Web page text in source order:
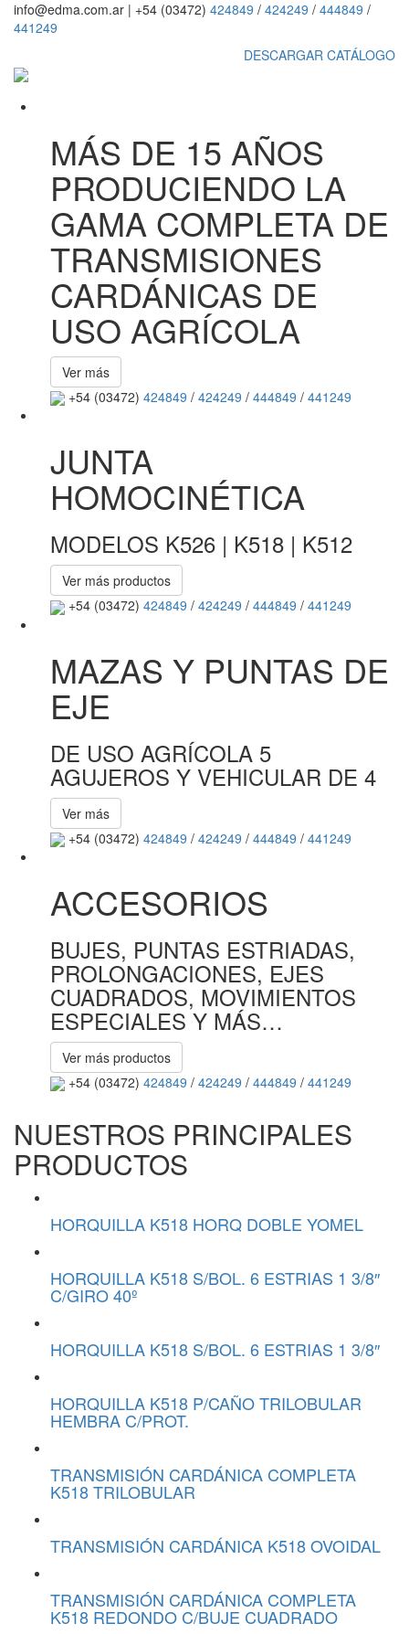
info@edma.com.ar | +54 (03472) 424849 / 424249 / 444849 /
441249
DESCARGAR CATÁLOGO
MÁS DE 15 AÑOS
PRODUCIENDO LA
GAMA COMPLETA DE
TRANSMISIONES
CARDÁNICAS DE
USO AGRÍCOLA
Ver más
+54 (03472) 424849 / 424249 / 444849 / 441249
JUNTA
HOMOCINÉTICA
MODELOS K526 | K518 | K512
Ver más productos
+54 (03472) 424849 / 424249 / 444849 / 441249
MAZAS Y PUNTAS DE
EJE
DE USO AGRÍCOLA 5
AGUJEROS Y VEHICULAR DE 4
Ver más
+54 (03472) 424849 / 424249 / 444849 / 441249
ACCESORIOS
BUJES, PUNTAS ESTRIADAS,
PROLONGACIONES, EJES
CUADRADOS, MOVIMIENTOS
ESPECIALES Y MÁS…
Ver más productos
+54 (03472) 424849 / 424249 / 444849 / 441249
NUESTROS PRINCIPALES
PRODUCTOS
HORQUILLA K518 HORQ DOBLE YOMEL
HORQUILLA K518 S/BOL. 6 ESTRIAS 1 3/8″
C/GIRO 40º
HORQUILLA K518 S/BOL. 6 ESTRIAS 1 3/8″
HORQUILLA K518 P/CAÑO TRILOBULAR
HEMBRA C/PROT.
TRANSMISIÓN CARDÁNICA COMPLETA
K518 TRILOBULAR
TRANSMISIÓN CARDÁNICA K518 OVOIDAL
TRANSMISIÓN CARDÁNICA COMPLETA
K518 REDONDO C/BUJE CUADRADO